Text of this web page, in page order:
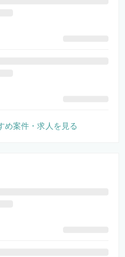
め案件・求人を見る